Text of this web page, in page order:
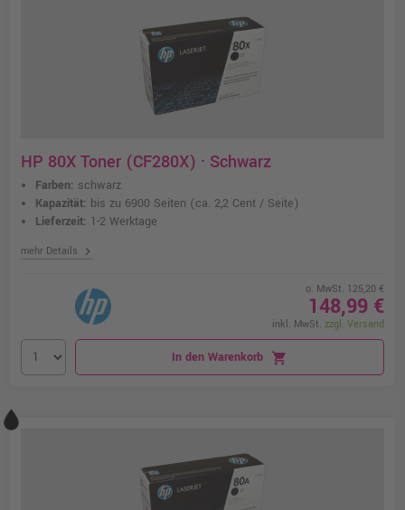
HP 80X Toner (CF280X) · Schwarz
Farben: schwarz
Kapazität: bis zu 6900 Seiten (ca. 2,2 Cent / Seite)
Lieferzeit: 1-2 Werktage
mehr Details chevron_right
o. MwSt. 125,20 €
148,99 €
inkl. MwSt. zzgl. Versand
In den Warenkorb shopping_cart